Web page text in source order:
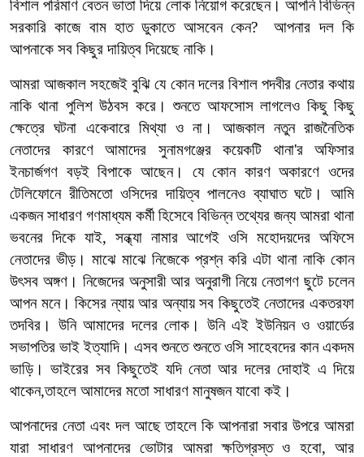
বিশাল পরিমাণ বেতন ভাতা দিয়ে লোক নিয়োগ করেছেন। আপনি বিভিন্ন
সরকারি কাজে বাম হাত ডুকাতে আসবেন কেন? আপনার দল কি
আপনাকে সব কিছুর দায়িত্ব দিয়েছে নাকি।
আমরা আজকাল সহজেই বুঝি যে কোন দলের বিশাল পদবীর নেতার কথায়
নাকি থানা পুলিশ উঠবস করে। শুনতে আফসোস লাগলেও কিছু কিছু
ক্ষেত্রে ঘটনা একেবারে মিথ্যা ও না। আজকাল নতুন রাজনৈতিক
নেতাদের কারণে আমাদের সুনামগঞ্জের কয়েকটি থানা'র অফিসার
ইনচার্জগণ বড়ই বিপাকে আছেন। যে কোন কারণ অকারণে ওদের
টেলিফোনে রীতিমতো ওসিদের দায়িত্ব পালনেও ব্যাঘাত ঘটে। আমি
একজন সাধারণ গণমাধ্যম কর্মী হিসেবে বিভিন্ন তথ্যের জন্য আমরা থানা
ভবনের দিকে যাই, সন্ধ্যা নামার আগেই ওসি মহোদয়দের অফিসে
নেতাদের ভীড়। মাঝে মাঝে নিজেকে প্রশ্ন করি এটা থানা নাকি কোন
উৎসব অঙ্গণ। নিজেদের অনুসারী আর অনুরাগী নিয়ে নেতাগণ ছুটে চলেন
আপন মনে। কিসের ন্যায় আর অন্যায় সব কিছুতেই নেতাদের একতরফা
তদবির। উনি আমাদের দলের লোক। উনি এই ইউনিয়ন ও ওয়ার্ডের
সভাপতির ভাই ইত্যাদি। এসব শুনতে শুনতে ওসি সাহেবদের কান একদম
ভাড়ি। ভাইরের সব কিছুতেই যদি নেতা আর দলের দোহাই এ দিয়ে
থাকেন,তাহলে আমাদের মতো সাধারণ মানুষজন যাবো কই।
আপনাদের নেতা এবং দল আছে তাহলে কি আপনারা সবার উপরে আমরা
যারা সাধারণ আপনাদের ভোটার আমরা ক্ষতিগ্রস্ত ও হবো, আর